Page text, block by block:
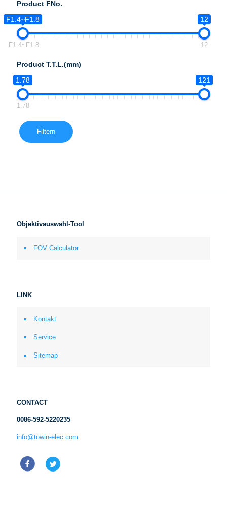
Product FNo.
F1.4~F1.8
12
F1.4~F1.8 12
Product T.T.L.(mm)
1.78
121
1.78
Filtern
Objektivauswahl-Tool
FOV Calculator
LINK
Kontakt
Service
Sitemap
CONTACT
0086-592-5220235
info@towin-elec.com